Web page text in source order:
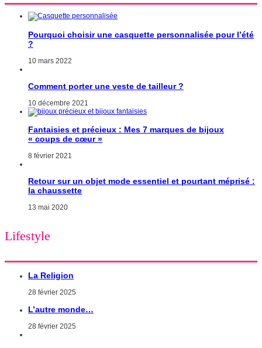
Pourquoi choisir une casquette personnalisée pour l’été
?
10 mars 2022
Comment porter une veste de tailleur ?
10 décembre 2021
Fantaisies et précieux : Mes 7 marques de bijoux
« coups de cœur »
8 février 2021
Retour sur un objet mode essentiel et pourtant méprisé :
la chaussette
13 mai 2020
Lifestyle
La Religion
28 février 2025
L’autre monde…
28 février 2025